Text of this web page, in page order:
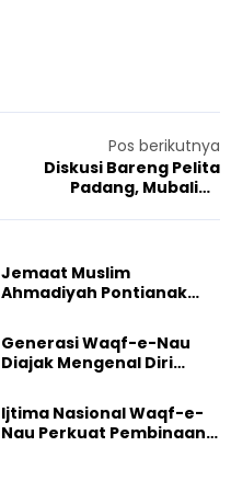
Pos berikutnya
Diskusi Bareng Pelita
Padang, Mubaligh
Mengenal Kunci
Jemaat Muslim
Ahmadiyah Pontianak
Perkuat Kolaborasi Sosial
Generasi Waqf-e-Nau
Diajak Mengenal Diri
Dunia
Ijtima Nasional Waqf-e-
Nau Perkuat Pembinaan